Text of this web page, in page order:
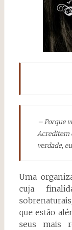
– Porque
Acreditem
verdade,
Uma
cuja
que estão
seus mais